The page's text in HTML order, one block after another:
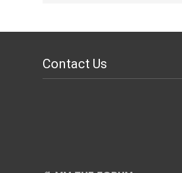
Contact Us